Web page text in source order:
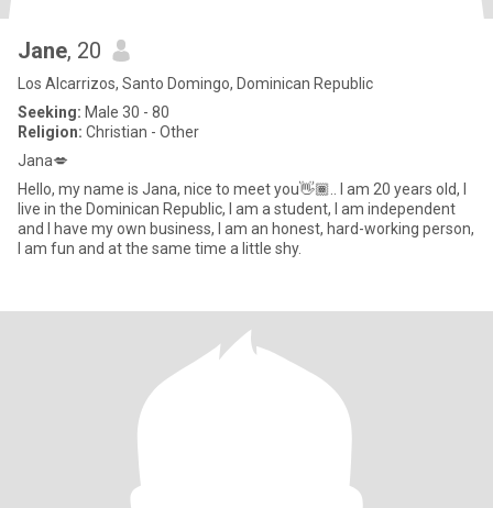
Jane, 20
Los Alcarrizos, Santo Domingo, Dominican Republic
Seeking: Male 30 - 80
Religion: Christian - Other
Jana💋
Hello, my name is Jana, nice to meet you👋🏾.. I am 20 years old, I
live in the Dominican Republic, I am a student, I am independent
and I have my own business, I am an honest, hard-working person,
I am fun and at the same time a little shy.